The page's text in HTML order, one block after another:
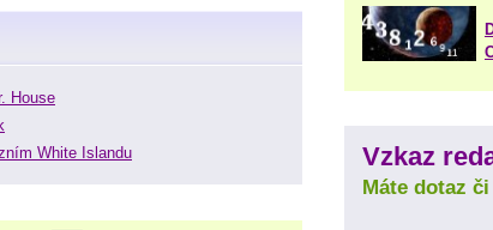
House
White Islandu
Vzkaz
Máte dotaz